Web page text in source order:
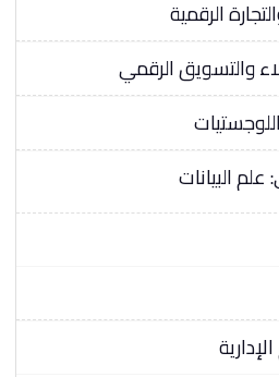
الرقمية
والتسويق الرقمي
البيانات